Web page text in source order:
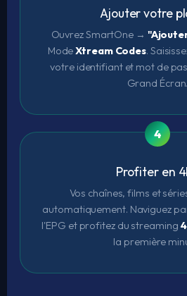
Ajouter votre
Ouvrez SmartOne →
ModeXtream Codes.
votre identifiant et mot de
Grand Écran.
Profiter en
Vos chaînes, films et
automatiquement. Naviguez
l'EPG et profitez du streaming
la première